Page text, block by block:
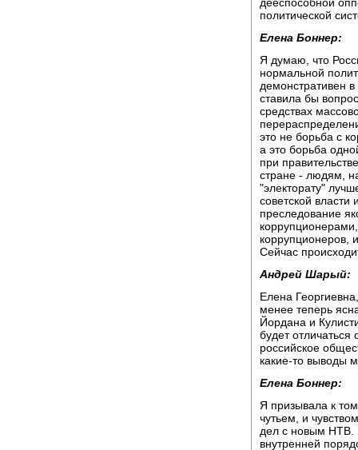
политической
Елена Боннер:
Я думаю, что
нормальной
демонстративен
ставила бы
средствах
это не борьба с
а это борьба
при
стране - людям,
"электорату"
советской
преследование
коррупционеров,
Сейчас
Андрей Шарый:
Елена
менее теперь
Йордана и
будет
российское
какие-то выводы
Елена Боннер:
Я призывала к
чутьем, и
дел с новым НТВ.
внутренней